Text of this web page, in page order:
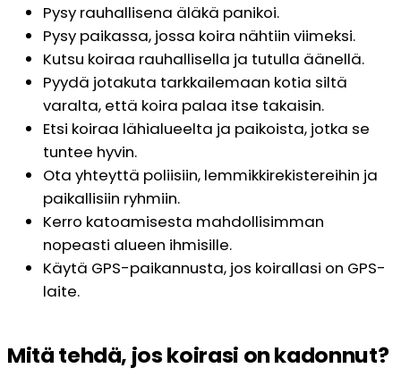
Pysy rauhallisena äläkä panikoi.
Pysy paikassa, jossa koira nähtiin viimeksi.
Kutsu koiraa rauhallisella ja tutulla äänellä.
Pyydä jotakuta tarkkailemaan kotia siltä
varalta, että koira palaa itse takaisin.
Etsi koiraa lähialueelta ja paikoista, jotka se
tuntee hyvin.
Ota yhteyttä poliisiin, lemmikkirekistereihin ja
paikallisiin ryhmiin.
Kerro katoamisesta mahdollisimman
nopeasti alueen ihmisille.
Käytä GPS-paikannusta, jos koirallasi on GPS-
laite.
Mitä tehdä, jos koirasi on kadonnut?